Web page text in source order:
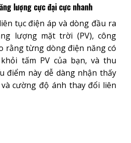
lượng cực đại cực nhanh
tục điện áp và dòng đầu ra
lượng mặt trời (PV), công
rằng từng dòng điện năng có
tấm PV của bạn, và thu
điểm này dễ dàng nhận thấy
cường độ ánh thay đổi liên